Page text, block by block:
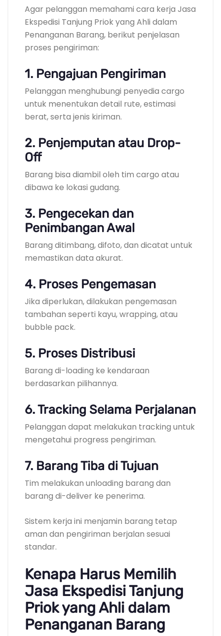
Agar pelanggan memahami cara kerja Jasa
Ekspedisi Tanjung Priok yang Ahli dalam
Penanganan Barang, berikut penjelasan
proses pengiriman:
1. Pengajuan Pengiriman
Pelanggan menghubungi penyedia cargo
untuk menentukan detail rute, estimasi
berat, serta jenis kiriman.
2. Penjemputan atau Drop-
Off
Barang bisa diambil oleh tim cargo atau
dibawa ke lokasi gudang.
3. Pengecekan dan
Penimbangan Awal
Barang ditimbang, difoto, dan dicatat untuk
memastikan data akurat.
4. Proses Pengemasan
Jika diperlukan, dilakukan pengemasan
tambahan seperti kayu, wrapping, atau
bubble pack.
5. Proses Distribusi
Barang di-loading ke kendaraan
berdasarkan pilihannya.
6. Tracking Selama Perjalanan
Pelanggan dapat melakukan tracking untuk
mengetahui progress pengiriman.
7. Barang Tiba di Tujuan
Tim melakukan unloading barang dan
barang di-deliver ke penerima.
Sistem kerja ini menjamin barang tetap
aman dan pengiriman berjalan sesuai
standar.
Kenapa Harus Memilih
Jasa Ekspedisi Tanjung
Priok yang Ahli dalam
Penanganan Barang